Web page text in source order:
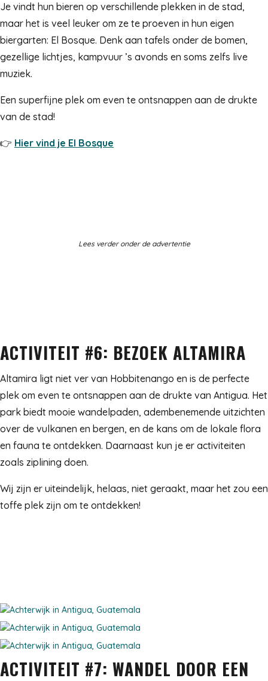
Je vindt hun bieren op verschillende plekken in de stad,
maar het is veel leuker om ze te proeven in hun eigen
biergarten: El Bosque. Denk aan tafels onder de bomen,
gezellige lichtjes, kampvuur ’s avonds en soms zelfs live
muziek.
Een superfijne plek om even te ontsnappen aan de drukte
van de stad!
👉 Hier vind je El Bosque
Lees verder onder de advertentie
ACTIVITEIT #6: BEZOEK ALTAMIRA
Altamira ligt niet ver van Hobbitenango en is de perfecte
plek om even te ontsnappen aan de drukte van Antigua. Het
park biedt mooie wandelpaden, adembenemende uitzichten
over de vulkanen en bergen, en de kans om de lokale flora
en fauna te ontdekken. Daarnaast kun je er activiteiten
zoals ziplining doen.
Wij zijn er uiteindelijk, helaas, niet geraakt, maar het zou een
toffe plek zijn om te ontdekken!
ACTIVITEIT #7: WANDEL DOOR EEN